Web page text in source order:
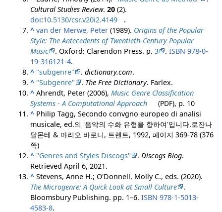
Cultural Studies Review.20 (2).
doi:10.5130/csr.v20i2.4149
.
^ van der Merwe, Peter (1989). Origins of the Popular
Style: The Antecedents of Twentieth-Century Popular
Music
. Oxford: Clarendon Press. p.3 .ISBN 978-0-
19-316121-4.
^ "subgenre" .dictionary.com.
^ "Subgenre" . The Free Dictionary. Farlex.
^ Ahrendt, Peter (2006),Music Genre Classification
Systems - A Computational Approach
(PDF), p. 10
^ Philip Tagg, Secondo convgno europeo di analisi
musicale, ed.의 '음악의 수화 유형을 향하여'입니다.로잔나
달몬테 & 마리오 바로니, 트렌트, 1992, 페이지 369-78 (376
쪽)
^
"Genres and Styles Discogs" .Discogs Blog.
RetrievedApril 6, 2021.
^ Stevens, Anne H.; O'Donnell, Molly C., eds. (2020).
The Microgenre: A Quick Look at Small Culture
.
Bloomsbury Publishing. pp. 1–6.ISBN 978-1-5013-
4583-8.